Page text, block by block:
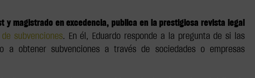
y magistrado en excedencia, publica en la prestigiosa revista legal
subvenciones. En él, Eduardo responde a la pregunta de si las
a obtener subvenciones a través de sociedades o empresas